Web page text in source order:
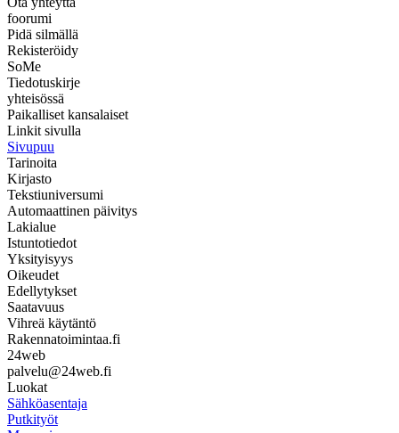
foorumi
Pidä silmällä
Rekisteröidy
SoMe
Tiedotuskirje
yhteisössä
Paikalliset kansalaiset
Linkit sivulla
Sivupuu
Tarinoita
Kirjasto
Tekstiuniversumi
Automaattinen päivitys
Lakialue
Istuntotiedot
Yksityisyys
Oikeudet
Edellytykset
Saatavuus
Vihreä käytäntö
Rakennatoimintaa.fi
24web
palvelu@24web.fi
Luokat
Sähköasentaja
Putkityöt